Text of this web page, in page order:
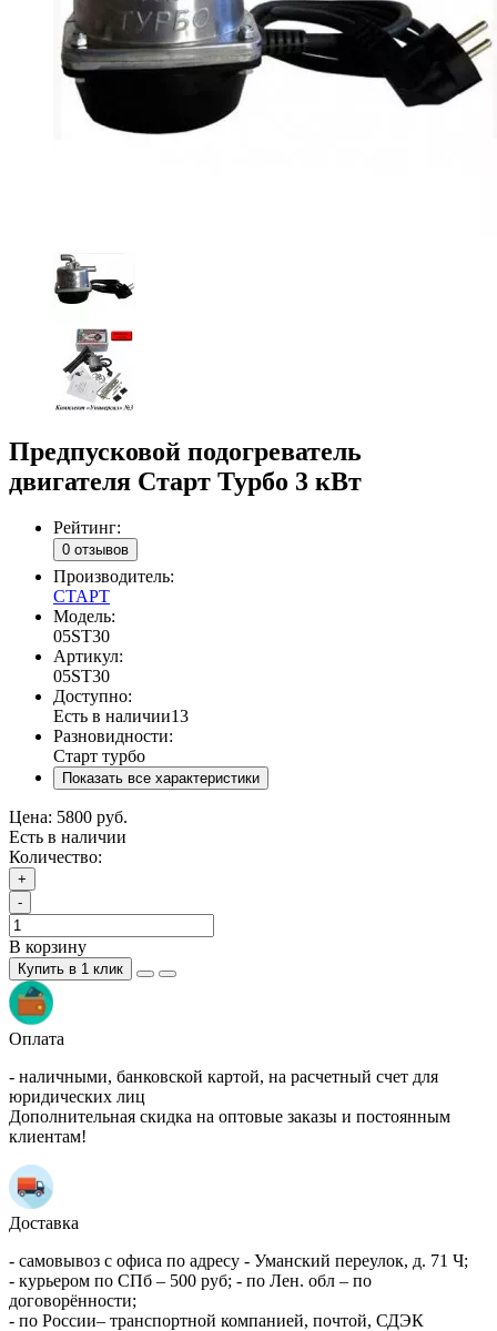
Предпусковой подогреватель
двигателя Старт Турбо 3 кВт
Рейтинг:
0 отзывов
Производитель:
СТАРТ
Модель:
05ST30
Артикул:
05ST30
Доступно:
Есть в наличии13
Разновидности:
Старт турбо
Показать все характеристики
Цена: 5800 руб.
Есть в наличии
Количество:
+
-
В корзину
Купить в 1 клик
Оплата
- наличными, банковской картой, на расчетный счет для
юридических лиц
Дополнительная скидка на оптовые заказы и постоянным
клиентам!
Доставка
- самовывоз с офиса по адресу - Уманский переулок, д. 71 Ч;
- курьером по СПб – 500 руб; - по Лен. обл – по
договорённости;
- по России– транспортной компанией, почтой, СДЭК